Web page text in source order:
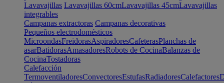
Lavavajillas Lavavajillas 60cmLavavajillas 45cmLavavajillas
integrables
Campanas extractoras Campanas decorativas
Pequeños electrodomésticos
MicroondasFreidorasAspiradoresCafeterasPlanchas de
asarBatidorasAmasadoresRobots de CocinaBalanzas de
CocinaTostadoras
Calefacción
TermoventiladoresConvectoresEstufasRadiadoresCalefactores